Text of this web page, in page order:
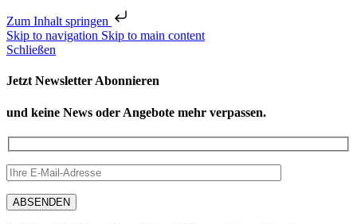
Zum Inhalt springen
Skip to navigation Skip to main content
Schließen
Jetzt Newsletter Abonnieren
und keine News oder Angebote mehr verpassen.